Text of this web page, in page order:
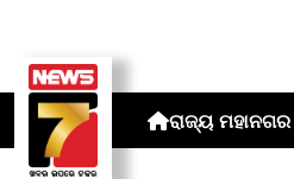
ରାଜ୍ୟ ମହାନଗର